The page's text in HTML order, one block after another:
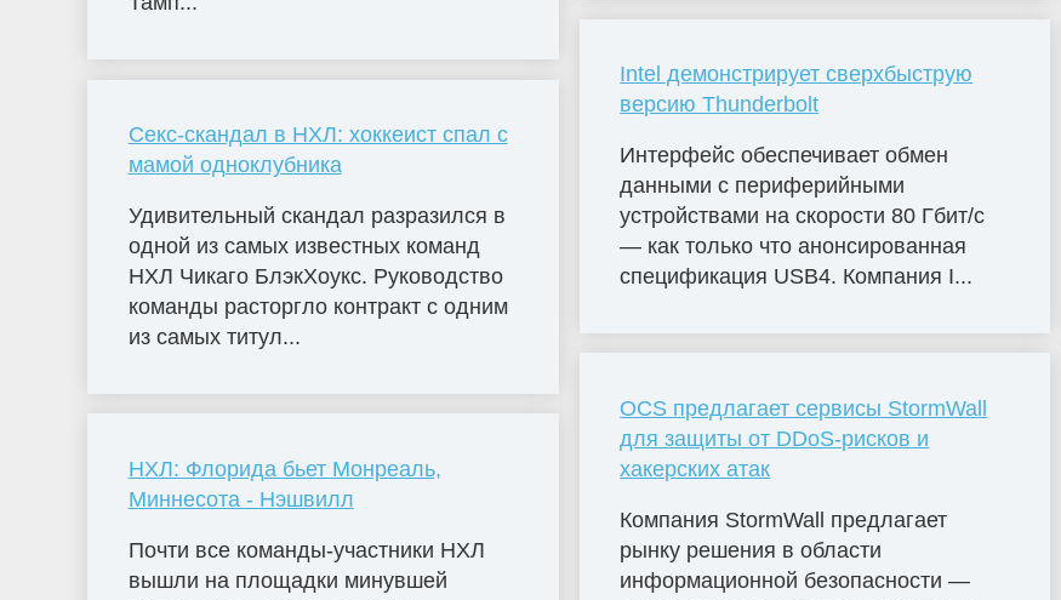
Секс-скандал в НХЛ: хоккеист спал с
мамой одноклубника
Удивительный скандал разразился в
одной из самых известных команд
НХЛ Чикаго БлэкХоукс. Руководство
команды расторгло контракт с одним
из самых титул...
НХЛ: Флорида бьет Монреаль,
Миннесота - Нэшвилл
Почти все команды-участники НХЛ
вышли на площадки минувшей
Intel демонстрирует сверхбыструю
версию Thunderbolt
Интерфейс обеспечивает обмен
данными с периферийными
устройствами на скорости 80 Гбит/с
— как только что анонсированная
спецификация USB4. Компания I...
OCS предлагает сервисы StormWall
для защиты от DDoS-рисков и
хакерских атак
Компания StormWall предлагает
рынку решения в области
информационной безопасности —